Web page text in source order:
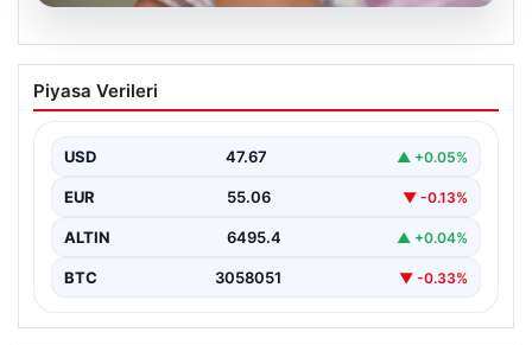
05.08.2026
2026 Kurban Bayramı Emekli
İkramiyeleri Ne Zaman Ödenecek?
milyon emekli vatandaşın gözü kulağı bayram
ikramiyesi…
Piyasa Verileri
USD 47.67 ▲ +0.05%
EUR 55.06 ▼ -0.13%
ALTIN 6495.4 ▲ +0.04%
BTC 3058051 ▼ -0.33%